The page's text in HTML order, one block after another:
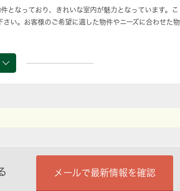
となっており、きれいな室内が魅力となっています。こ
い。お客様のご希望に適した物件やニーズに合わせた物
メールで最新情報を確認